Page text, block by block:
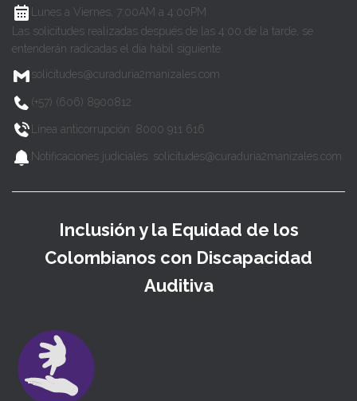
Lunes a Viernes, 7:00AM a 4:00PM
Las solicitudes realizadas después de las 4:00 de la tarde, se
entenderán radicadas el día hábil siguiente.
solicitudes@curaduria2manizales.com
(+57) (606) 8900812
Línea anticorrupción: 8000 911 616
Notificaciones judiciales: solicitudes@curaduria2manizales.com
Inclusión y la Equidad de los
Colombianos con Discapacidad
Auditiva